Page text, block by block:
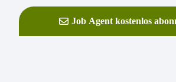
Job Agent kostenlos